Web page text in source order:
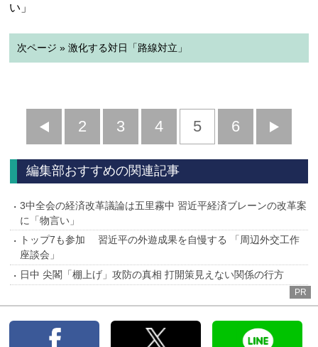
い」
次ページ » 激化する対日「路線対立」
前
へ
2 3 4 5 6
へ
編集部おすすめの関連記事
3中全会の経済改革議論は五里霧中 習近平経済ブレーンの改革案
に「物言い」
トップ7も参加 習近平の外遊成果を自慢する 「周辺外交工作
座談会」
日中 尖閣「棚上げ」攻防の真相 打開策見えない関係の行方
PR